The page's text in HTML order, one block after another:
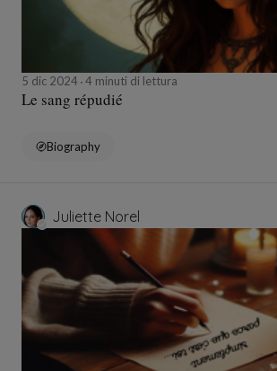
5 dic 2024 4 minuti di lettura
Le sang répudié
Biography
Juliette Norel